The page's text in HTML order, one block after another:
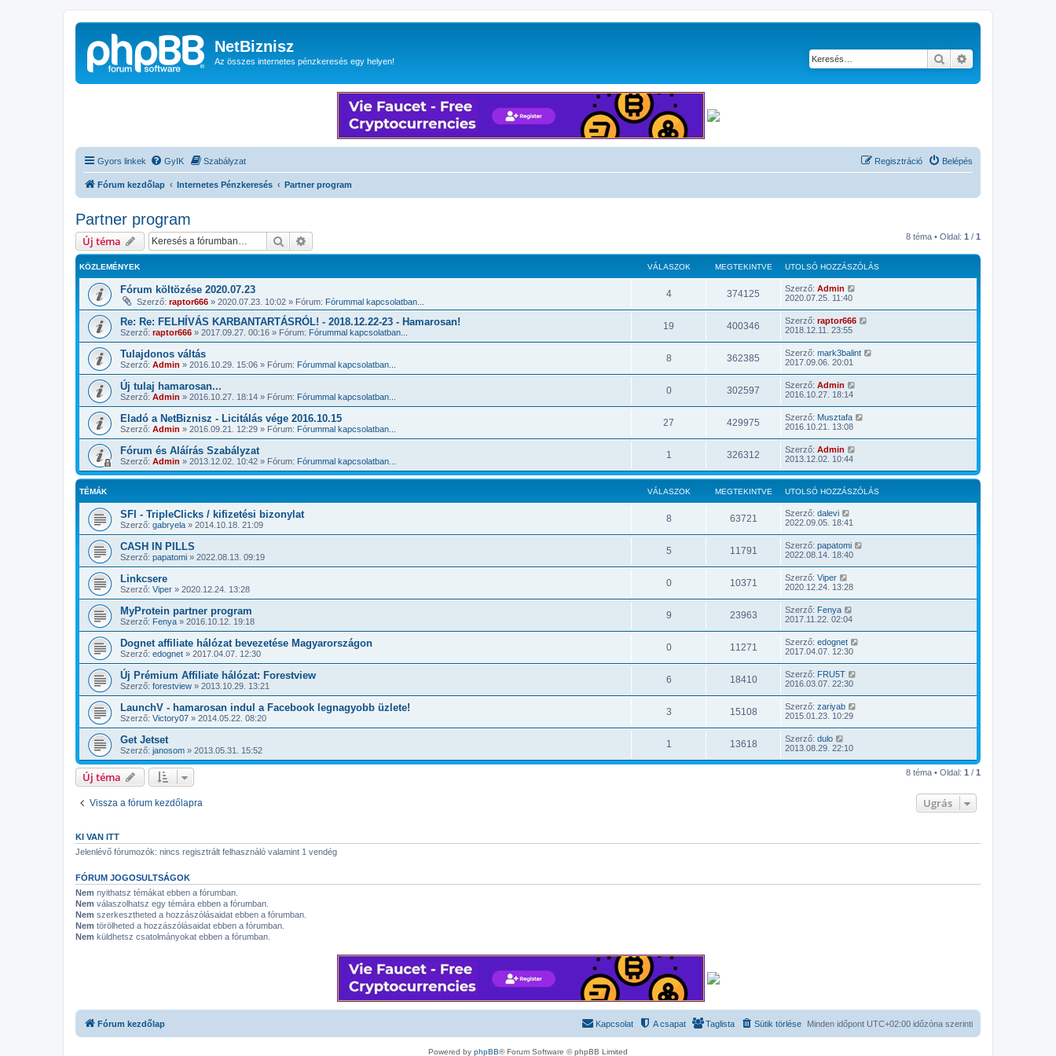
NetBiznisz
Az összes internetes pénzkeresés egy helyen! Keresés
Gyors linkek GyIK Szabályzat Belépés
Regisztráció
Fórum kezdőlap Internetes Pénzkeresés Partner program
Partner program
Új téma Keresés 8 téma • Oldal: 1 / 1
KÖZLEMÉNYEK VÁLASZOK MEGTEKINTVE UTOLSÓ HOZZÁSZÓLÁS
Fórum költözése 2020.07.23
Szerző: raptor666 » 2020.07.23. 10:02 » Fórum: Fórummal kapcsolatban...
4 374125 Szerző: Admin
2020.07.25. 11:40
Re: Re: FELHÍVÁS KARBANTARTÁSRÓL! - 2018.12.22-23 - Hamarosan!
Szerző: raptor666 » 2017.09.27. 00:16 » Fórum: Fórummal kapcsolatban...
19 400346 Szerző: raptor666
2018.12.11. 23:55
Tulajdonos váltás
Szerző: Admin » 2016.10.29. 15:06 » Fórum: Fórummal kapcsolatban...
8 362385 Szerző: mark3balint
2017.09.06. 20:01
Új tulaj hamarosan...
Szerző: Admin » 2016.10.27. 18:14 » Fórum: Fórummal kapcsolatban...
0 302597 Szerző: Admin
2016.10.27. 18:14
Eladó a NetBiznisz - Licitálás vége 2016.10.15
Szerző: Admin » 2016.09.21. 12:29 » Fórum: Fórummal kapcsolatban...
27 429975 Szerző: Musztafa
2016.10.21. 13:08
Fórum és Aláírás Szabályzat
Szerző: Admin » 2013.12.02. 10:42 » Fórum: Fórummal kapcsolatban...
1 326312 Szerző: Admin
2013.12.02. 10:44
TÉMÁK VÁLASZOK MEGTEKINTVE UTOLSÓ HOZZÁSZÓLÁS
SFI - TripleClicks / kifizetési bizonylat
Szerző: gabryela » 2014.10.18. 21:09
8 63721 Szerző: dalevi
2022.09.05. 18:41
CASH IN PILLS
Szerző: papatomi » 2022.08.13. 09:19
5 11791 Szerző: papatomi
2022.08.14. 18:40
Linkcsere
Szerző: Viper » 2020.12.24. 13:28
0 10371 Szerző: Viper
2020.12.24. 13:28
MyProtein partner program
Szerző: Fenya » 2016.10.12. 19:18
9 23963 Szerző: Fenya
2017.11.22. 02:04
Dognet affiliate hálózat bevezetése Magyarországon
Szerző: edognet » 2017.04.07. 12:30
0 11271 Szerző: edognet
2017.04.07. 12:30
Új Prémium Affiliate hálózat: Forestview
Szerző: forestview » 2013.10.29. 13:21
6 18410 Szerző: FRU5T
2016.03.07. 22:30
LaunchV - hamarosan indul a Facebook legnagyobb üzlete!
Szerző: Victory07 » 2014.05.22. 08:20
3 15108 Szerző: zariyab
2015.01.23. 10:29
Get Jetset
Szerző: janosom » 2013.05.31. 15:52
1 13618 Szerző: dulo
2013.08.29. 22:10
Új téma 8 téma • Oldal: 1 / 1
Vissza a fórum kezdőlapra Ugrás
KI VAN ITT
Jelenlévő fórumozók: nincs regisztrált felhasználó valamint 1 vendég
FÓRUM JOGOSULTSÁGOK
Nem nyithatsz témákat ebben a fórumban.
Nem válaszolhatsz egy témára ebben a fórumban.
Nem szerkesztheted a hozzászólásaidat ebben a fórumban.
Nem törölheted a hozzászólásaidat ebben a fórumban.
Nem küldhetsz csatolmányokat ebben a fórumban.
Fórum kezdőlap Minden időpont UTC+02:00 időzóna szerinti
Sütik törlése
Taglista
A csapat
Kapcsolat
Powered by phpBB® Forum Software © phpBB Limited